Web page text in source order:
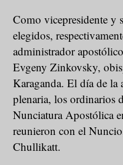
Como vicepresidente y
elegidos,
administrador
Evgeny Zinkovsky,
Karaganda. El día de la
plenaria, los ordinarios
Nunciatura Apostólica
reunieron con el
Chullikatt.